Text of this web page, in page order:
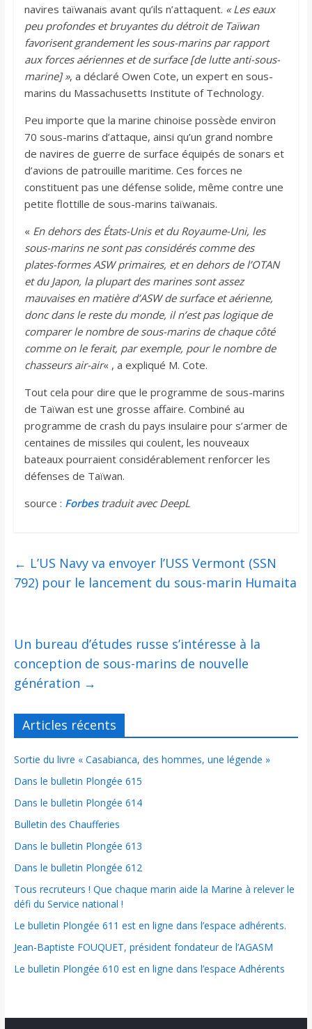
navires taïwanais avant qu’ils n’attaquent. « Les eaux
peu profondes et bruyantes du détroit de Taïwan
favorisent grandement les sous-marins par rapport
aux forces aériennes et de surface [de lutte anti-sous-
marine] », a déclaré Owen Cote, un expert en sous-
marins du Massachusetts Institute of Technology.
Peu importe que la marine chinoise possède environ
70 sous-marins d’attaque, ainsi qu’un grand nombre
de navires de guerre de surface équipés de sonars et
d’avions de patrouille maritime. Ces forces ne
constituent pas une défense solide, même contre une
petite flottille de sous-marins taïwanais.
« En dehors des États-Unis et du Royaume-Uni, les
sous-marins ne sont pas considérés comme des
plates-formes ASW primaires, et en dehors de l’OTAN
et du Japon, la plupart des marines sont assez
mauvaises en matière d’ASW de surface et aérienne,
donc dans le reste du monde, il n’est pas logique de
comparer le nombre de sous-marins de chaque côté
comme on le ferait, par exemple, pour le nombre de
chasseurs air-air« , a expliqué M. Cote.
Tout cela pour dire que le programme de sous-marins
de Taïwan est une grosse affaire. Combiné au
programme de crash du pays insulaire pour s’armer de
centaines de missiles qui coulent, les nouveaux
bateaux pourraient considérablement renforcer les
défenses de Taïwan.
source : Forbes traduit avec DeepL
← L’US Navy va envoyer l’USS Vermont (SSN
792) pour le lancement du sous-marin Humaita
Un bureau d’études russe s’intéresse à la
conception de sous-marins de nouvelle
génération →
Articles récents
Sortie du livre « Casabianca, des hommes, une légende »
Dans le bulletin Plongée 615
Dans le bulletin Plongée 614
Bulletin des Chaufferies
Dans le bulletin Plongée 613
Dans le bulletin Plongée 612
Tous recruteurs ! Que chaque marin aide la Marine à relever le
défi du Service national !
Le bulletin Plongée 611 est en ligne dans l’espace adhérents.
Jean-Baptiste FOUQUET, président fondateur de l’AGASM
Le bulletin Plongée 610 est en ligne dans l’espace Adhérents